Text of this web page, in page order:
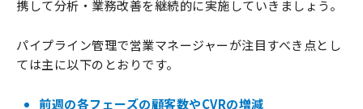
携して分析・業務改善を継続的に実施していきましょう。
パイプライン管理で営業マネージャーが注目すべき点とし
ては主に以下のとおりです。
前週の各フェーズの顧客数やCVRの増減